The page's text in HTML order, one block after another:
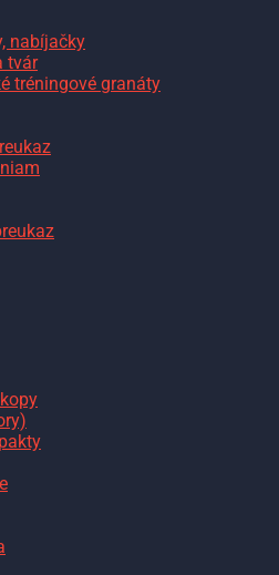
nabíjačky
tvár
tréningové granáty